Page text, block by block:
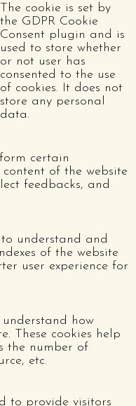
The cookie is set by
the GDPR Cookie
Consent plugin and is
used to store whether
or not user has
consented to the use
of cookies. It does not
store any personal
data.
certain
of the website
feedbacks, and
understand and
of the website
user experience for
how
These cookies help
the number of
etc.
to provide visitors